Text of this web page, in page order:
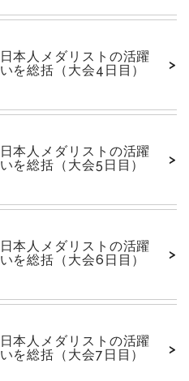
本人メダリストの活躍
を総括（大会4日目）
>
本人メダリストの活躍
を総括（大会5日目）
>
本人メダリストの活躍
を総括（大会6日目）
>
本人メダリストの活躍
を総括（大会7日目）
>